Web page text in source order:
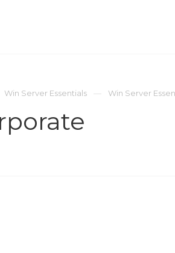
Win Server Essentials Win Server